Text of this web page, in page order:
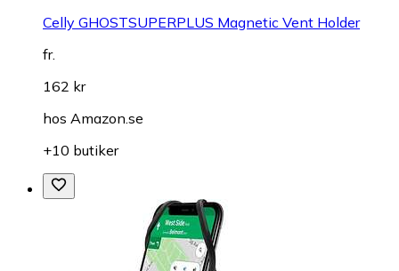
Celly GHOSTSUPERPLUS Magnetic Vent Holder
fr.
162 kr
hos Amazon.se
+10 butiker